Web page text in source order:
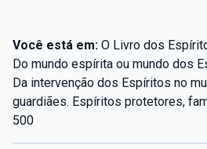
Você está em: O Livro dos
Do mundo espírita ou mundo dos
Da intervenção dos Espíritos no
guardiães. Espíritos protetores,
500